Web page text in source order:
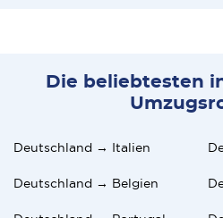
Die beliebtesten
Deutschland → Italien
Deutschland → Belgien